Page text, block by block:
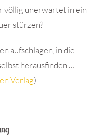
völlig unerwartet in ein
stürzen?
aufschlagen, in die
herausfinden …
Verlag)